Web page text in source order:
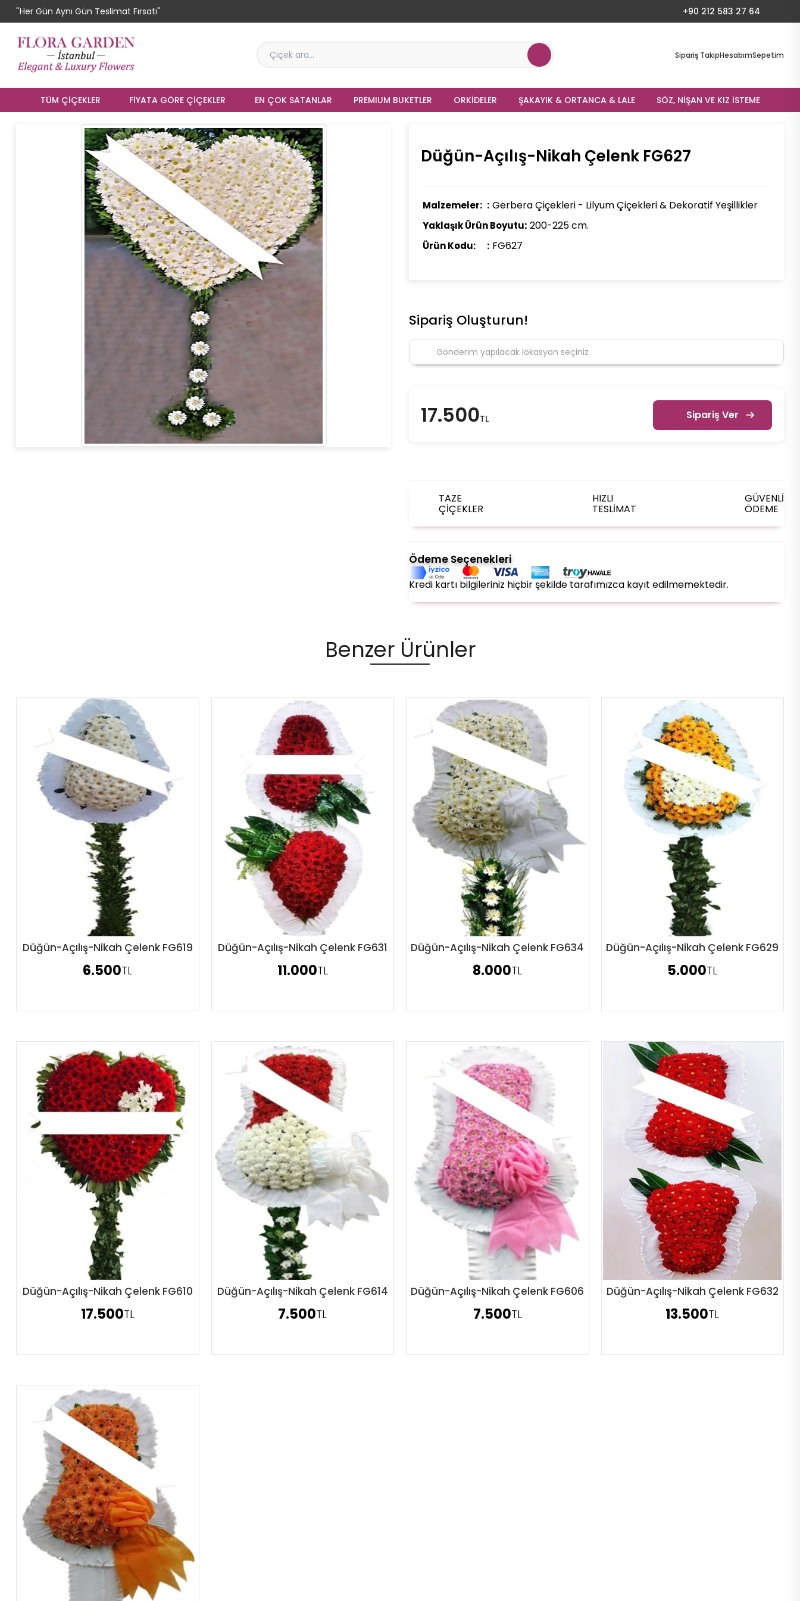
''Her Gün Aynı Gün Teslimat Fırsatı" +90 212 583 27 64
Sipariş TakipHesabımSepetim
TÜM ÇIÇEKLER FIYATA GÖRE ÇIÇEKLER EN ÇOK SATANLAR PREMIUM BUKETLER ORKIDELER ŞAKAYIK & ORTANCA & LALE SÖZ, NIŞAN VE KIZ İSTEME
Düğün-Açılış-Nikah Çelenk FG627
Malzemeler: Gerbera Çiçekleri - Lilyum Çiçekleri & Dekoratif Yeşillikler
Yaklaşık Ürün Boyutu: 200-225 cm.
Ürün Kodu: FG627
Sipariş Oluşturun!
17.500TL Sipariş Ver
TAZE
ÇİÇEKLER
HIZLI
TESLİMAT
GÜVENLİ
ÖDEME
Ödeme Seçenekleri
Kredi kartı bilgileriniz hiçbir şekilde tarafımızca kayıt edilmemektedir.
Benzer Ürünler
Sipariş Ver
Düğün-Açılış-Nikah Çelenk FG619
6.500TL
Sipariş Ver
Düğün-Açılış-Nikah Çelenk FG631
11.000TL
Sipariş Ver
Düğün-Açılış-Nikah Çelenk FG634
8.000TL
Sipariş Ver
Düğün-Açılış-Nikah Çelenk FG629
5.000TL
Sipariş Ver
Düğün-Açılış-Nikah Çelenk FG610
17.500TL
Sipariş Ver
Düğün-Açılış-Nikah Çelenk FG614
7.500TL
Sipariş Ver
Düğün-Açılış-Nikah Çelenk FG606
7.500TL
Sipariş Ver
Düğün-Açılış-Nikah Çelenk FG632
13.500TL